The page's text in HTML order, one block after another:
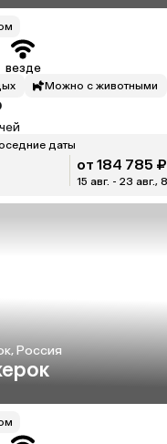
везде
Можно с животными
даты
от 184 785 ₽
15 авг. - 23 авг.,
Россия